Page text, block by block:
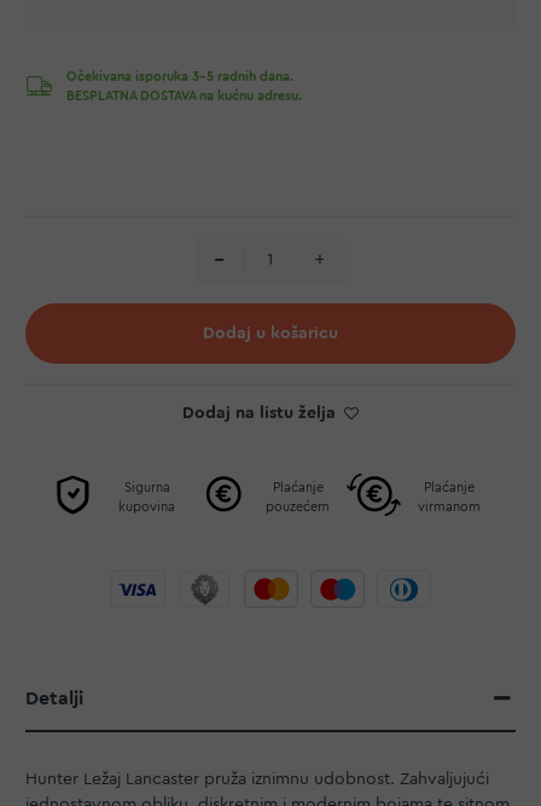
Očekivana isporuka 3-5 radnih dana.
BESPLATNA DOSTAVA na kućnu adresu.
Dodaj u košaricu
Dodaj na listu želja
Sigurna
kupovina
Plaćanje
pouzećem
Plaćanje
virmanom
Detalji
Hunter Ležaj Lancaster pruža iznimnu udobnost. Zahvaljujući